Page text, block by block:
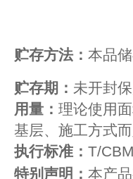
贮存方法： 本品
贮存期： 未开封
用量： 理论使用
基层、施工方式而
执行标准： T/
特别声明： 本产